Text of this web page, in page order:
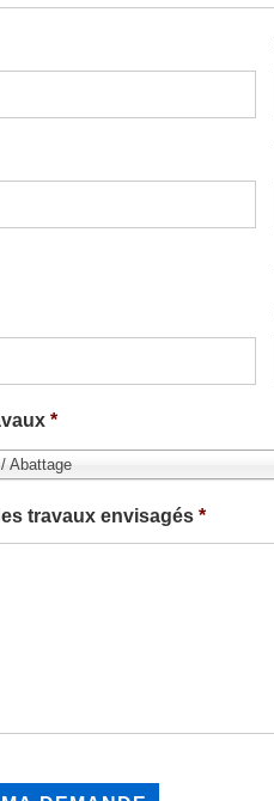
*
Abattage
travaux envisagés *